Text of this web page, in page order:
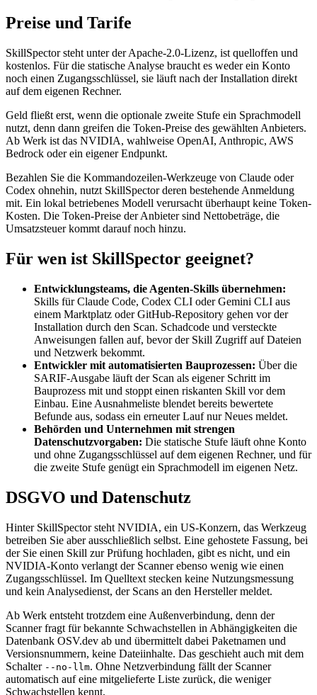
Preise und Tarife
SkillSpector steht unter der Apache-2.0-Lizenz, ist quelloffen und
kostenlos. Für die statische Analyse braucht es weder ein Konto
noch einen Zugangsschlüssel, sie läuft nach der Installation direkt
auf dem eigenen Rechner.
Geld fließt erst, wenn die optionale zweite Stufe ein Sprachmodell
nutzt, denn dann greifen die Token-Preise des gewählten Anbieters.
Ab Werk ist das NVIDIA, wahlweise OpenAI, Anthropic, AWS
Bedrock oder ein eigener Endpunkt.
Bezahlen Sie die Kommandozeilen-Werkzeuge von Claude oder
Codex ohnehin, nutzt SkillSpector deren bestehende Anmeldung
mit. Ein lokal betriebenes Modell verursacht überhaupt keine Token-
Kosten. Die Token-Preise der Anbieter sind Nettobeträge, die
Umsatzsteuer kommt darauf noch hinzu.
Für wen ist SkillSpector geeignet?
Entwicklungsteams, die Agenten-Skills übernehmen:
Skills für Claude Code, Codex CLI oder Gemini CLI aus
einem Marktplatz oder GitHub-Repository gehen vor der
Installation durch den Scan. Schadcode und versteckte
Anweisungen fallen auf, bevor der Skill Zugriff auf Dateien
und Netzwerk bekommt.
Entwickler mit automatisierten Bauprozessen: Über die
SARIF-Ausgabe läuft der Scan als eigener Schritt im
Bauprozess mit und stoppt einen riskanten Skill vor dem
Einbau. Eine Ausnahmeliste blendet bereits bewertete
Befunde aus, sodass ein erneuter Lauf nur Neues meldet.
Behörden und Unternehmen mit strengen
Datenschutzvorgaben: Die statische Stufe läuft ohne Konto
und ohne Zugangsschlüssel auf dem eigenen Rechner, und für
die zweite Stufe genügt ein Sprachmodell im eigenen Netz.
DSGVO und Datenschutz
Hinter SkillSpector steht NVIDIA, ein US-Konzern, das Werkzeug
betreiben Sie aber ausschließlich selbst. Eine gehostete Fassung, bei
der Sie einen Skill zur Prüfung hochladen, gibt es nicht, und ein
NVIDIA-Konto verlangt der Scanner ebenso wenig wie einen
Zugangsschlüssel. Im Quelltext stecken keine Nutzungsmessung
und kein Analysedienst, der Scans an den Hersteller meldet.
Ab Werk entsteht trotzdem eine Außenverbindung, denn der
Scanner fragt für bekannte Schwachstellen in Abhängigkeiten die
Datenbank OSV.dev ab und übermittelt dabei Paketnamen und
Versionsnummern, keine Dateiinhalte. Das geschieht auch mit dem
Schalter --no-llm. Ohne Netzverbindung fällt der Scanner
automatisch auf eine mitgelieferte Liste zurück, die weniger
Schwachstellen kennt.